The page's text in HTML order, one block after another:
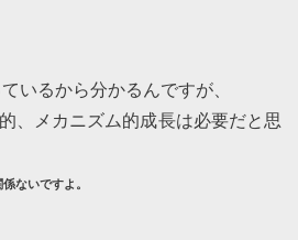
いるから分かるんですが、
、メカニズム的成長は必要だと思
ないですよ。